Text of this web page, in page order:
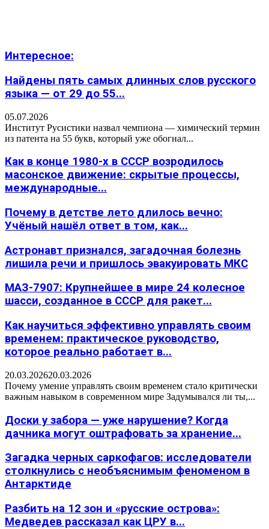
Интересное:
Найдены пять самых длинных слов русского
языка — от 29 до 55...
05.07.2026
Институт Русистики назвал чемпиона — химический термин
из патента на 55 букв, который уже обогнал...
Как в конце 1980-х в СССР возродилось
масонское движение: скрытые процессы,
международные...
Почему в детстве лето длилось вечно:
Учёный нашёл ответ в том, как...
Астронавт признался, загадочная болезнь
лишила речи и пришлось эвакуировать МКС
МАЗ-7907: Крупнейшее в мире 24 колесное
шасси, созданное в СССР для ракет...
Как научиться эффективно управлять своим
временем: практическое руководство,
которое реально работает в...
20.03.202620.03.2026
Почему умение управлять своим временем стало критически
важным навыком в современном мире Задумывался ли ты,...
Доски у забора — уже нарушение? Когда
дачника могут оштрафовать за хранение...
Загадка черных саркофагов: исследователи
столкнулись с необъяснимым феноменом в
Антарктиде
Разбить на 12 зон и «русские острова»:
Медведев рассказал как ЦРУ в...